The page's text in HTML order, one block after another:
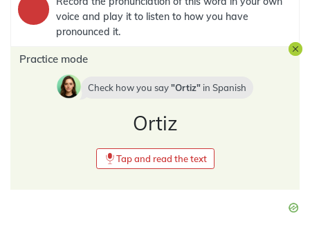
voice and play it to listen to how you have
pronounced it.
Practice mode
Check how you say Ortiz in Spanish
Ortiz
Tap and read the text